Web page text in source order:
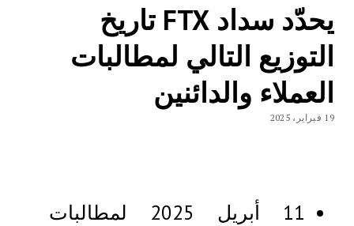
يحدّد سداد FTX تاريخ
التوزيع التالي لمطالبات
العملاء والدائنين
19 فبراير، 2025
11 أبريل 2025 لمطالبات